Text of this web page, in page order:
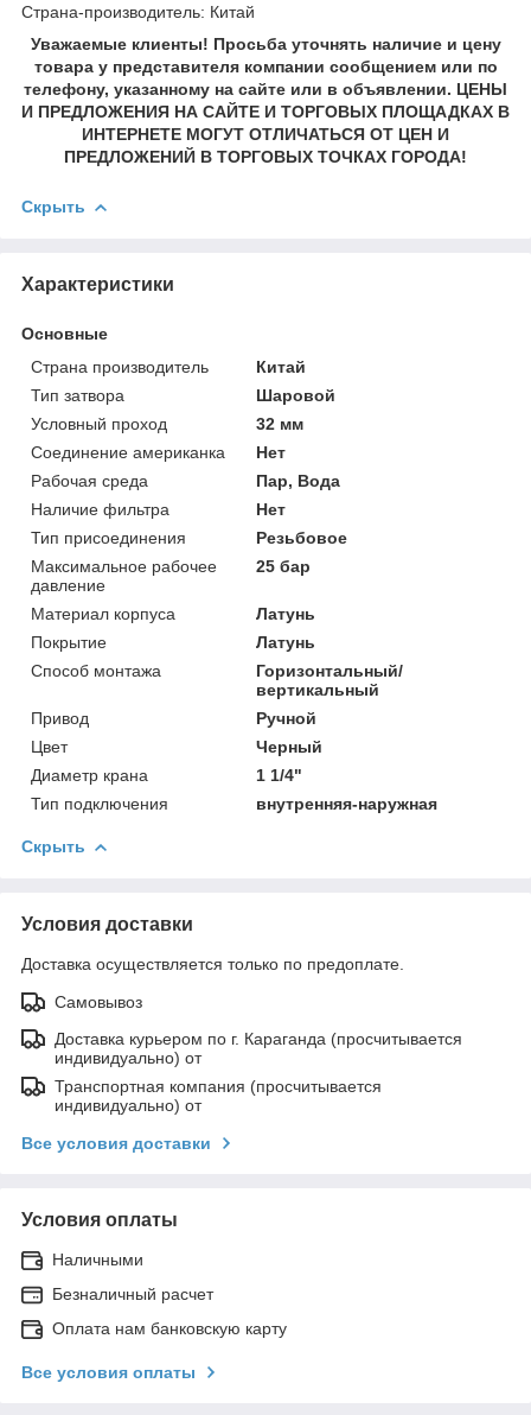
Страна-производитель: Китай
Уважаемые клиенты! Просьба уточнять наличие и цену
товара у представителя компании сообщением или по
телефону, указанному на сайте или в объявлении. ЦЕНЫ
И ПРЕДЛОЖЕНИЯ НА САЙТЕ И ТОРГОВЫХ ПЛОЩАДКАХ В
ИНТЕРНЕТЕ МОГУТ ОТЛИЧАТЬСЯ ОТ ЦЕН И
ПРЕДЛОЖЕНИЙ В ТОРГОВЫХ ТОЧКАХ ГОРОДА!
Скрыть
Характеристики
Основные
Страна производитель
Китай
Тип затвора
Шаровой
Условный проход
32 мм
Соединение американка
Нет
Рабочая среда
Пар, Вода
Наличие фильтра
Нет
Тип присоединения
Резьбовое
Максимальное рабочее
давление
25 бар
Материал корпуса
Латунь
Покрытие
Латунь
Способ монтажа
Горизонтальный/
вертикальный
Привод
Ручной
Цвет
Черный
Диаметр крана
1 1/4"
Тип подключения
внутренняя-наружная
Скрыть
Условия доставки
Доставка осуществляется только по предоплате.
Самовывоз
Доставка курьером по г. Караганда (просчитывается
индивидуально) от
Транспортная компания (просчитывается
индивидуально) от
Все условия доставки
Условия оплаты
Наличными
Безналичный расчет
Оплата нам банковскую карту
Все условия оплаты